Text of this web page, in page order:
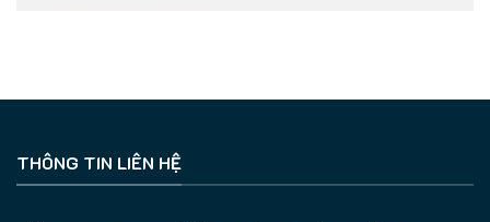
THÔNG TIN LIÊN HỆ